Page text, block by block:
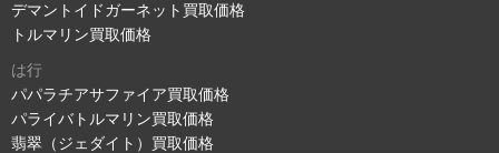
デマントイドガーネット買取価格
トルマリン買取価格
は行
パパラチアサファイア買取価格
パライバトルマリン買取価格
翡翠（ジェダイト）買取価格